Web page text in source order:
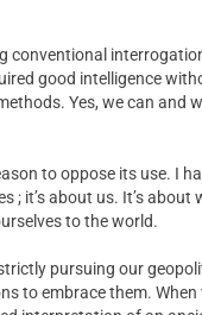
conventional
good intelligence
Yes, we can and
to oppose its use. I
; it’s about us. It’s about
to the world.
pursuing our
to embrace them. When